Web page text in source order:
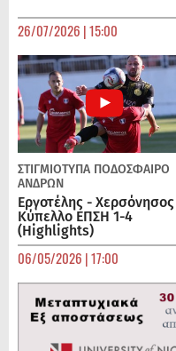
26/07/2026 | 15:00
ΣΤΙΓΜΙΟΤΥΠΑ ΠΟΔΌΣΦΑΙΡΟ
ΑΝΔΡΏΝ
Εργοτέλης - Χερσόνησος |
Κύπελλο ΕΠΣΗ 1-4
(Highlights)
06/05/2026 | 17:00